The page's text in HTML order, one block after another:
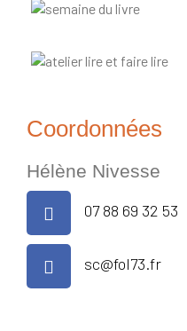
Coordonnées
Hélène Nivesse
07 88 69 32 53
sc@fol73.fr